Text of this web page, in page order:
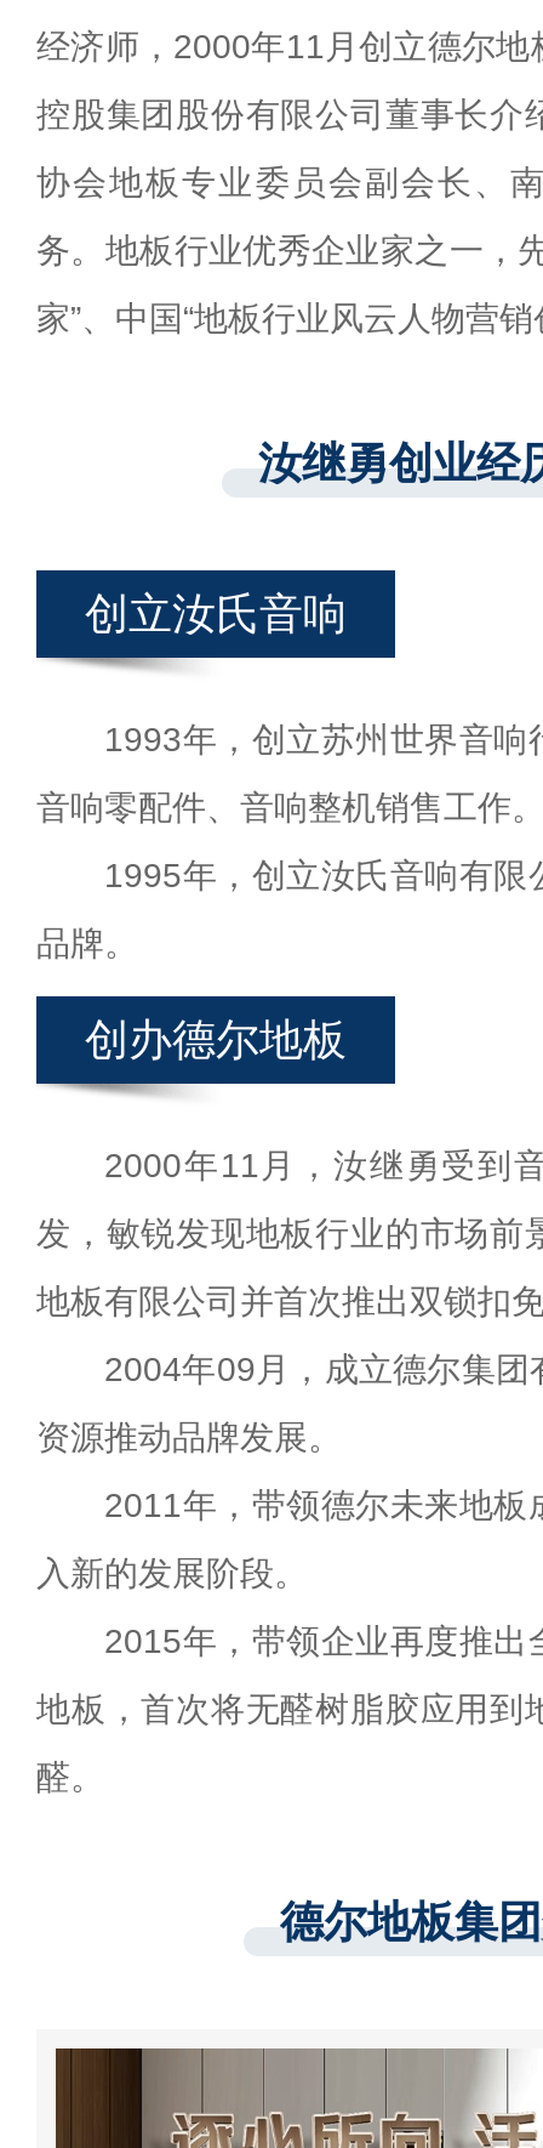
经济师，2000年11月创立德尔
控股集团股份有限公司董事长介
协会地板专业委员会副会长、
务。地板行业优秀企业家之一，
家”、中国“地板行业风云人物营
汝继勇创业经
创立汝氏音响
1993年，创立苏州世界音响
音响零配件、音响整机销售工作
1995年，创立汝氏音响有限
品牌。
创办德尔地板
2000年11月，汝继勇受到
发，敏锐发现地板行业的市场前
地板有限公司并首次推出双锁扣
2004年09月，成立德尔集
资源推动品牌发展。
2011年，带领德尔未来地板
入新的发展阶段。
2015年，带领企业再度推出
地板，首次将无醛树脂胶应用到
醛。
德尔地板集